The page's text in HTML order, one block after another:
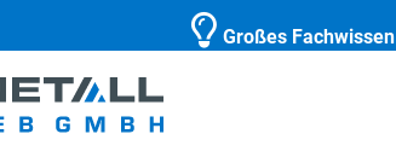
Großes Fachwissen